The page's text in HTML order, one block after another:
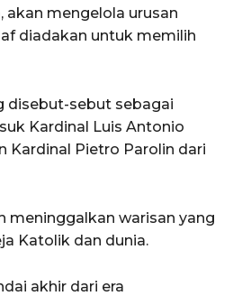
akan mengelola urusan
diadakan untuk memilih
disebut-sebut sebagai
Kardinal Luis Antonio
Kardinal Pietro Parolin dari
meninggalkan warisan yang
Katolik dan dunia.
akhir dari era